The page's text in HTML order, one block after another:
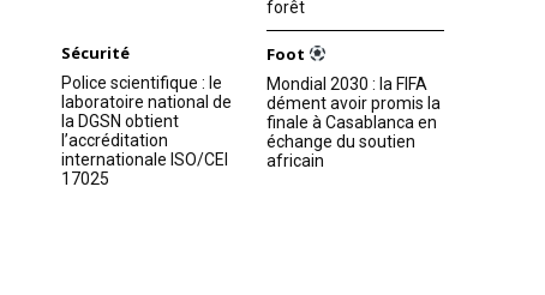
forêt
Sécurité
Police scientifique : le
laboratoire national de
la DGSN obtient
l’accréditation
internationale ISO/CEI
17025
Foot
Mondial 2030 : la FIFA
dément avoir promis la
finale à Casablanca en
échange du soutien
africain